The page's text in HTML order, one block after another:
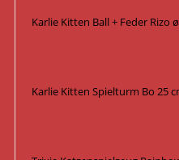
Karlie Kitten Ball + Feder Rizo
Karlie Kitten Spielturm Bo 25